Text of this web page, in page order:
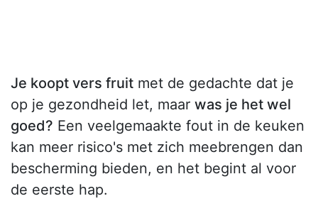
Je koopt vers fruit met de gedachte dat je
op je gezondheid let, maar was je het wel
goed? Een veelgemaakte fout in de keuken
kan meer risico's met zich meebrengen dan
bescherming bieden, en het begint al voor
de eerste hap.